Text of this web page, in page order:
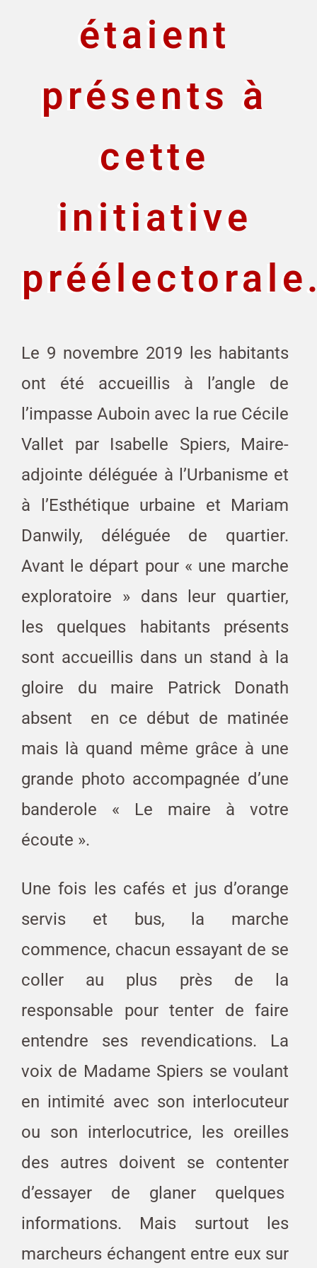
étaient
présents à
cette
initiative
Le 9 novembre 2019 les habitants
ont été accueillis à l’angle de
l’impasse Auboin avec la rue Cécile
Vallet par Isabelle Spiers, Maire-
adjointe déléguée à l’Urbanisme et
à l’Esthétique urbaine et Mariam
Danwily, déléguée de quartier.
Avant le départ pour « une marche
exploratoire » dans leur quartier,
les quelques habitants présents
sont accueillis dans un stand à la
gloire du maire Patrick Donath
absent en ce début de matinée
mais là quand même grâce à une
grande photo accompagnée d’une
banderole « Le maire à votre
écoute ».
Une fois les cafés et jus d’orange
servis et bus, la marche
commence, chacun essayant de se
coller au plus près de la
responsable pour tenter de faire
entendre ses revendications. La
voix de Madame Spiers se voulant
en intimité avec son interlocuteur
ou son interlocutrice, les oreilles
des autres doivent se contenter
d’essayer de glaner quelques
informations. Mais surtout les
marcheurs échangent entre eux sur